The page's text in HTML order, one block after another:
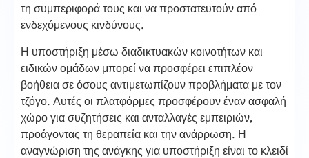
τη συμπεριφορά τους και να προστατευτούν από
ενδεχόμενους κινδύνους.
Η υποστήριξη μέσω διαδικτυακών κοινοτήτων και
ειδικών ομάδων μπορεί να προσφέρει επιπλέον
βοήθεια σε όσους αντιμετωπίζουν προβλήματα με τον
τζόγο. Αυτές οι πλατφόρμες προσφέρουν έναν ασφαλή
χώρο για συζητήσεις και ανταλλαγές εμπειριών,
προάγοντας τη θεραπεία και την ανάρρωση. Η
αναγνώριση της ανάγκης για υποστήριξη είναι το κλειδί